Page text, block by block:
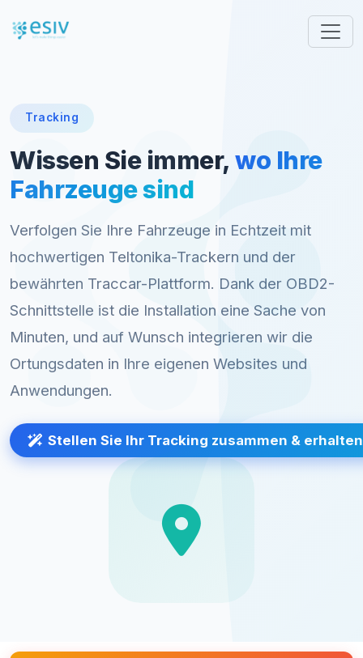
Tracking
Wissen Sie immer, wo Ihre
Fahrzeuge sind
Verfolgen Sie Ihre Fahrzeuge in Echtzeit mit
hochwertigen Teltonika-Trackern und der
bewährten Traccar-Plattform. Dank der OBD2-
Schnittstelle ist die Installation eine Sache von
Minuten, und auf Wunsch integrieren wir die
Ortungsdaten in Ihre eigenen Websites und
Anwendungen.
Stellen Sie Ihr Tracking zusammen &